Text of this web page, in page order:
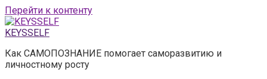
Перейти к контенту
KEYSSELF
Как САМОПОЗНАНИЕ помогает саморазвитию и
личностному росту